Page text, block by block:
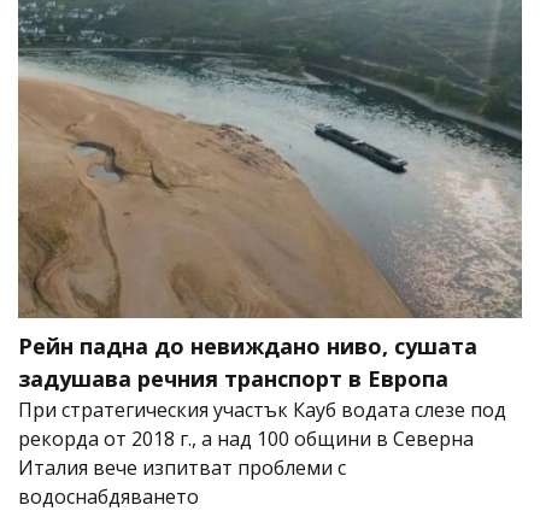
Рейн падна до невиждано ниво, сушата
задушава речния транспорт в Европа
При стратегическия участък Кауб водата слезе под
рекорда от 2018 г., а над 100 общини в Северна
Италия вече изпитват проблеми с
водоснабдяването